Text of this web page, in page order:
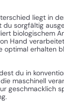
liegt in
sorgfältig
biologischem
Hand
optimal erhalten
du in
maschinell
geschmacklich